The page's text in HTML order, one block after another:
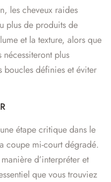
les cheveux raides
plus de produits de
et la texture, alors que
plus
boucles définies et éviter
étape critique dans le
coupe mi-court dégradé.
d’interpréter et
que vous trouviez